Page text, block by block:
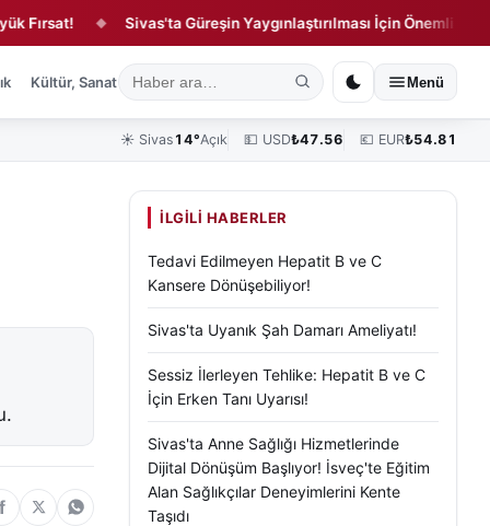
◆ Sivas'ta Güreşin Yaygınlaştırılması İçin Önemli Buluşma!
Kültür, Sanat ve Tarih Yaşam Sivas Vefat Edenler Köşe
Menü
☀️ Sivas 14°Açık 💵 USD₺47.56 💶 EUR₺54.81
İLGILI HABERLER
Tedavi Edilmeyen Hepatit B ve C
Kansere Dönüşebiliyor!
Sivas'ta Uyanık Şah Damarı Ameliyatı!
Sessiz İlerleyen Tehlike: Hepatit B ve C
İçin Erken Tanı Uyarısı!
Sivas'ta Anne Sağlığı Hizmetlerinde
Dijital Dönüşüm Başlıyor! İsveç'te Eğitim
Alan Sağlıkçılar Deneyimlerini Kente
Taşıdı